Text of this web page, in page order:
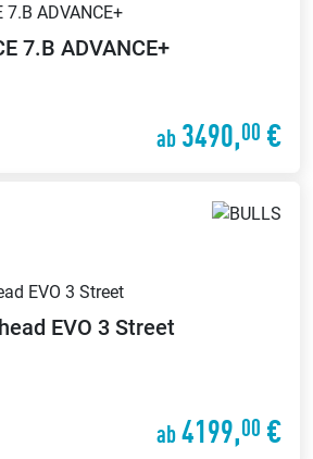
7.B ADVANCE+
ab 3490,00 €
EVO 3 Street
ab4199,00 €